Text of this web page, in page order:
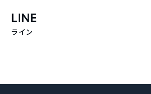
LINE
ライン